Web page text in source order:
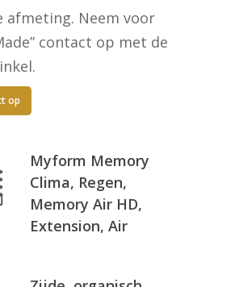
afmeting. Neem voor
contact op met de
op
Myform Memory
Clima, Regen,
Memory Air HD,
Extension, Air